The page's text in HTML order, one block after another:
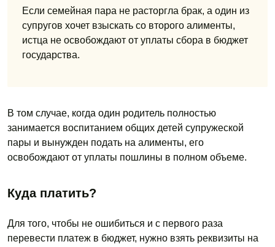
Если семейная пара не расторгла брак, а один из
супругов хочет взыскать со второго алименты,
истца не освобождают от уплаты сбора в бюджет
государства.
В том случае, когда один родитель полностью
занимается воспитанием общих детей супружеской
пары и вынужден подать на алименты, его
освобождают от уплаты пошлины в полном объеме.
Куда платить?
Для того, чтобы не ошибиться и с первого раза
перевести платеж в бюджет, нужно взять реквизиты на